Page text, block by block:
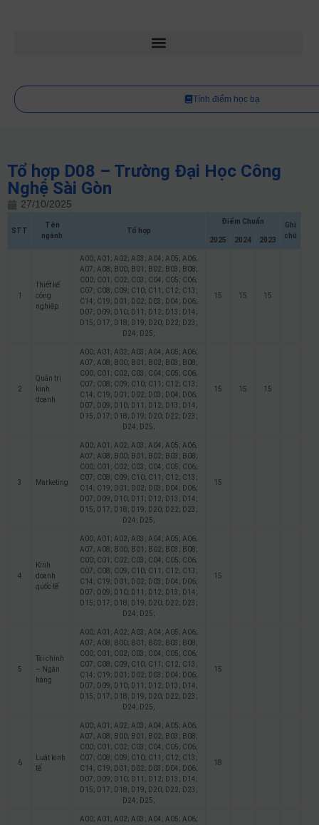
Tính điểm học bạ
Tổ hợp D08 – Trường Đại Học Công
Nghệ Sài Gòn
27/10/2025
STT
Tên
ngành
Tổ hợp
Điểm Chuẩn
Ghi
chú
2025 2024 2023
1
Thiết kế
công
nghiệp
A00; A01; A02; A03; A04; A05; A06;
A07; A08; B00; B01; B02; B03; B08;
C00; C01; C02; C03; C04; C05; C06;
C07; C08; C09; C10; C11; C12; C13;
C14; C19; D01; D02; D03; D04; D06;
D07; D09; D10; D11; D12; D13; D14;
D15; D17; D18; D19; D20; D22; D23;
D24; D25;
15 15 15
2
Quản trị
kinh
doanh
A00; A01; A02; A03; A04; A05; A06;
A07; A08; B00; B01; B02; B03; B08;
C00; C01; C02; C03; C04; C05; C06;
C07; C08; C09; C10; C11; C12; C13;
C14; C19; D01; D02; D03; D04; D06;
D07; D09; D10; D11; D12; D13; D14;
D15; D17; D18; D19; D20; D22; D23;
D24; D25;
15 15 15
3 Marketing
A00; A01; A02; A03; A04; A05; A06;
A07; A08; B00; B01; B02; B03; B08;
C00; C01; C02; C03; C04; C05; C06;
C07; C08; C09; C10; C11; C12; C13;
C14; C19; D01; D02; D03; D04; D06;
D07; D09; D10; D11; D12; D13; D14;
D15; D17; D18; D19; D20; D22; D23;
D24; D25;
15
4
Kinh
doanh
quốc tế
A00; A01; A02; A03; A04; A05; A06;
A07; A08; B00; B01; B02; B03; B08;
C00; C01; C02; C03; C04; C05; C06;
C07; C08; C09; C10; C11; C12; C13;
C14; C19; D01; D02; D03; D04; D06;
D07; D09; D10; D11; D12; D13; D14;
D15; D17; D18; D19; D20; D22; D23;
D24; D25;
15
5
Tài chính
– Ngân
hàng
A00; A01; A02; A03; A04; A05; A06;
A07; A08; B00; B01; B02; B03; B08;
C00; C01; C02; C03; C04; C05; C06;
C07; C08; C09; C10; C11; C12; C13;
C14; C19; D01; D02; D03; D04; D06;
D07; D09; D10; D11; D12; D13; D14;
D15; D17; D18; D19; D20; D22; D23;
D24; D25;
15
6
Luật kinh
tế
A00; A01; A02; A03; A04; A05; A06;
A07; A08; B00; B01; B02; B03; B08;
C00; C01; C02; C03; C04; C05; C06;
C07; C08; C09; C10; C11; C12; C13;
C14; C19; D01; D02; D03; D04; D06;
D07; D09; D10; D11; D12; D13; D14;
D15; D17; D18; D19; D20; D22; D23;
D24; D25;
18
A00; A01; A02; A03; A04; A05; A06;